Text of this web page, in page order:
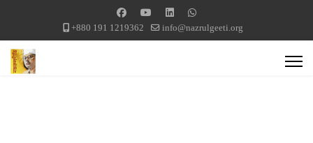
+880 191 1219362 info@nazrulgeeti.org